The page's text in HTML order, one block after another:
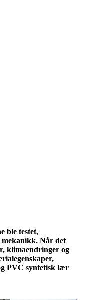
ble testet,
mekanikk. Når det
klimaendringer og
PVC syntetisk lær